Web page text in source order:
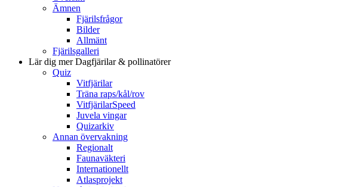
Ämnen
Fjärilsfrågor
Bilder
Allmänt
Fjärilsgalleri
Lär dig merDagfjärilar & pollinatörer
Quiz
Vitfjärilar
Träna raps/kål/rov
VitfjärilarSpeed
Juvela vingar
Quizarkiv
Annan övervakning
Regionalt
Faunaväkteri
Internationellt
Atlasprojekt